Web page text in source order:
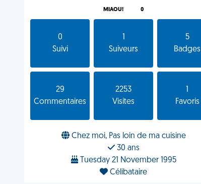
MIAOU! 0
0
Suivi
Suiveurs
5
Badges
29
Commentaires
2253
Visites
Favoris
Chez moi, Pas loin de ma cuisine
30 ans
Tuesday 21 November 1995
Célibataire